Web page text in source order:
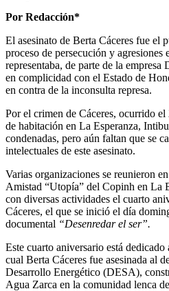
Por Redacción*
El asesinato de Berta Cáceres fue el
proceso de persecución y agresiones
representaba, de parte de la
en complicidad con el Estado de
en contra de la inconsulta represa.
Por el crimen de Cáceres, ocurrido el
de habitación en La Esperanza,
condenadas, pero aún faltan que se
intelectuales de este asesinato.
Varias organizaciones se reunieron
Amistad “Utopía” del Copinh en La
con diversas actividades el cuarto
Cáceres, el que se inició el día
documental “Desenredar el ser”.
Este cuarto aniversario está
cual Berta Cáceres fue asesinada al
Desarrollo Energético (DESA),
Agua Zarca en la comunidad lenca